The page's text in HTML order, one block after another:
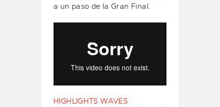
a un paso de la Gran Final.
HIGHLIGHTS WAVES